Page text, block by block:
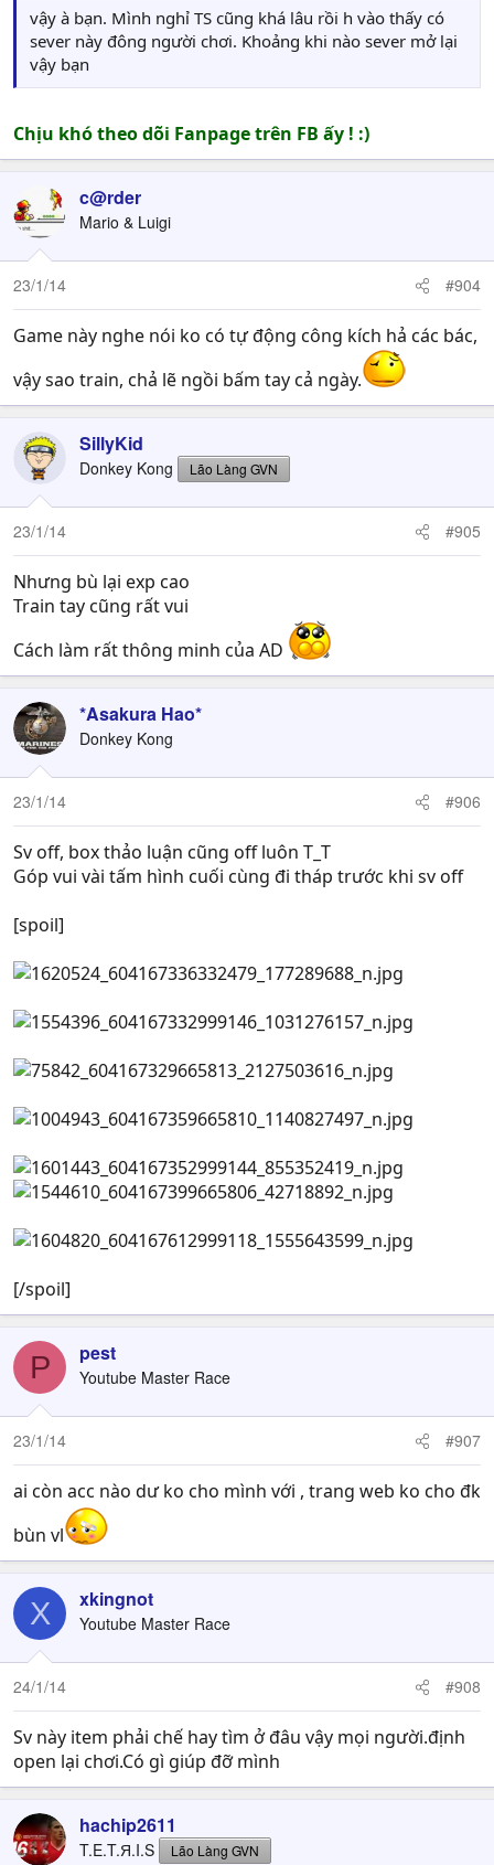
vậy à bạn. Mình nghỉ TS cũng khá lâu rồi h vào thấy có
sever này đông người chơi. Khoảng khi nào sever mở lại
vậy bạn
Chịu khó theo dõi Fanpage trên FB ấy ! :)
c@rder
Mario & Luigi
23/1/14 #904
Game này nghe nói ko có tự động công kích hả các bác,
vậy sao train, chả lẽ ngồi bấm tay cả ngày.
SillyKid
Donkey Kong Lão Làng GVN
23/1/14 #905
Nhưng bù lại exp cao
Train tay cũng rất vui
Cách làm rất thông minh của AD
*Asakura Hao*
Donkey Kong
23/1/14 #906
Sv off, box thảo luận cũng off luôn T_T
Góp vui vài tấm hình cuối cùng đi tháp trước khi sv off
[spoil]
[/spoil]
P pest
Youtube Master Race
23/1/14 #907
ai còn acc nào dư ko cho mình với , trang web ko cho đk
bùn vl
X xkingnot
Youtube Master Race
24/1/14 #908
Sv này item phải chế hay tìm ở đâu vậy mọi người.định
open lại chơi.Có gì giúp đỡ mình
hachip2611
T.E.T.Я.I.S Lão Làng GVN